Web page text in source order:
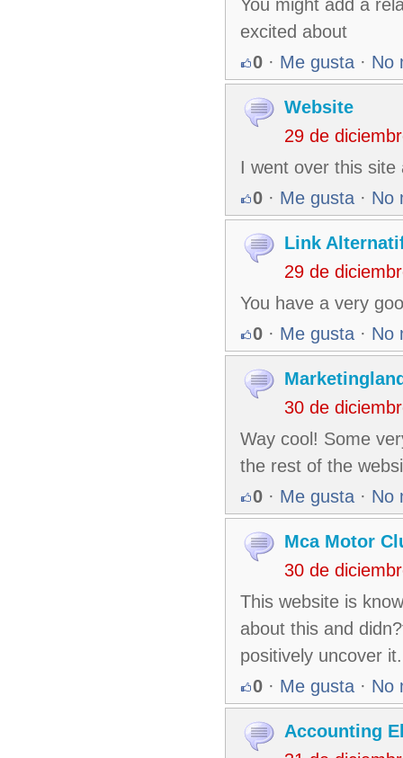
You might add a
excited about
0 · Me gusta · No
Website
29 de
I went over this
0 · Me gusta · No
Link
29 de
You have a very
0 · Me gusta · No
30 de
Way cool! Some
the rest of the
0 · Me gusta · No
Mca Motor
30 de
This website is
about this and
positively uncover it.
0 · Me gusta · No
Accounting